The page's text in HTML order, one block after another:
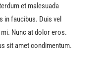
et malesuada
in faucibus. Duis vel
Nunc at dolor eros.
sit amet condimentum.